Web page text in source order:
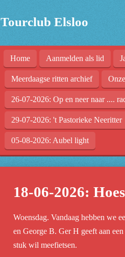
Tourclub Elsloo
Home Aanmelden als lid
Meerdaagse ritten archief
26-07-2026: Op en neer naar ....
29-07-2026: 't Pastorieke Neeritter
05-08-2026: Aubel light
18-06-2026:
Woensdag. Vandaag hebben we
en George B. Ger H geeft aan
stuk wil meefietsen.